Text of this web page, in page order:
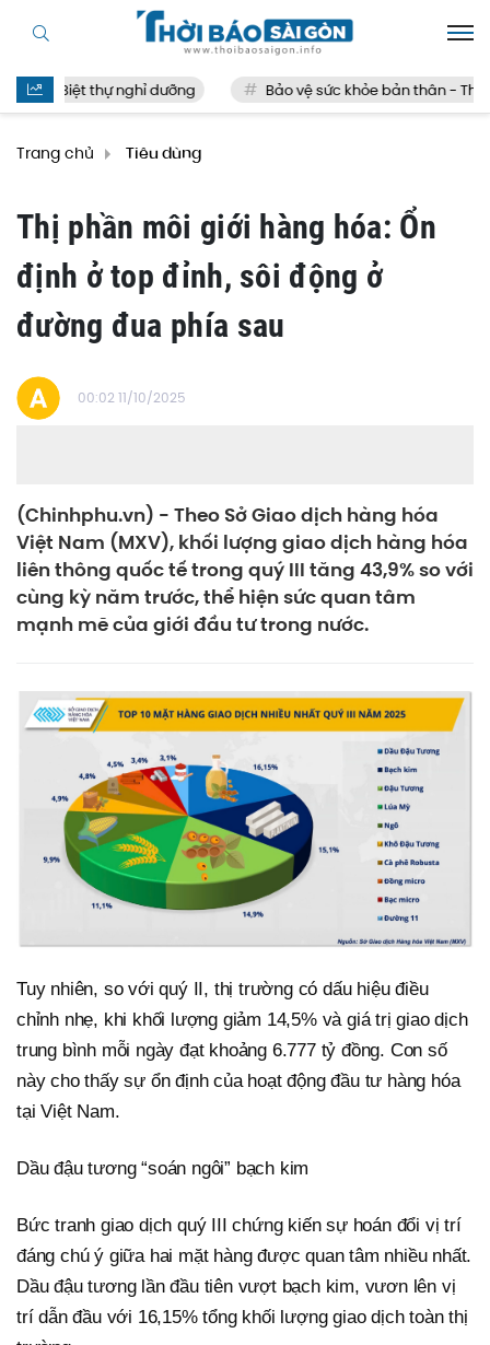
Biệt thự nghỉ dưỡng Bảo vệ sức khỏe bản thân - Thế
Trang chủ Tiêu dùng
Thị phần môi giới hàng hóa: Ổn
định ở top đỉnh, sôi động ở
đường đua phía sau
00:02 11/10/2025
(Chinhphu.vn) - Theo Sở Giao dịch hàng hóa
Việt Nam (MXV), khối lượng giao dịch hàng hóa
liên thông quốc tế trong quý III tăng 43,9% so với
cùng kỳ năm trước, thể hiện sức quan tâm
mạnh mẽ của giới đầu tư trong nước.
Tuy nhiên, so với quý II, thị trường có dấu hiệu điều
chỉnh nhẹ, khi khối lượng giảm 14,5% và giá trị giao dịch
trung bình mỗi ngày đạt khoảng 6.777 tỷ đồng. Con số
này cho thấy sự ổn định của hoạt động đầu tư hàng hóa
tại Việt Nam.
Dầu đậu tương “soán ngôi” bạch kim
Bức tranh giao dịch quý III chứng kiến sự hoán đổi vị trí
đáng chú ý giữa hai mặt hàng được quan tâm nhiều nhất.
Dầu đậu tương lần đầu tiên vượt bạch kim, vươn lên vị
trí dẫn đầu với 16,15% tổng khối lượng giao dịch toàn thị